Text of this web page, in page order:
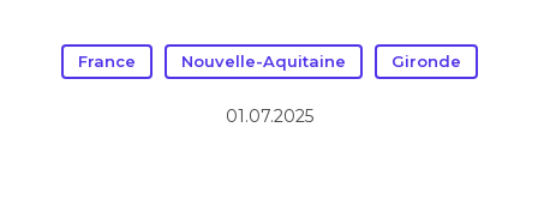
France Nouvelle-Aquitaine Gironde
01.07.2025